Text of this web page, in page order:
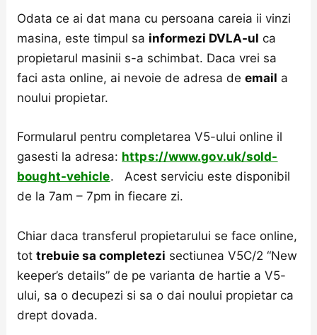
Odata ce ai dat mana cu persoana careia ii vinzi
masina, este timpul sa informezi DVLA-ul ca
propietarul masinii s-a schimbat. Daca vrei sa
faci asta online, ai nevoie de adresa deemail a
noului propietar.
Formularul pentru completarea V5-ului online il
gasesti la adresa: https://www.gov.uk/sold-
bought-vehicle. Acest serviciu este disponibil
de la 7am – 7pm in fiecare zi.
Chiar daca transferul propietarului se face online,
tottrebuie sa completezi sectiunea V5C/2 “New
keeper’s details” de pe varianta de hartie a V5-
ului, sa o decupezi si sa o dai noului propietar ca
drept dovada.